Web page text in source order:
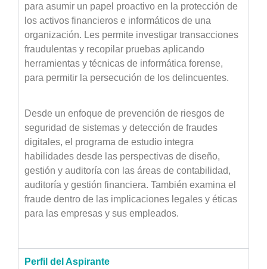
para asumir un papel proactivo en la protección de
los activos financieros e informáticos de una
organización. Les permite investigar transacciones
fraudulentas y recopilar pruebas aplicando
herramientas y técnicas de informática forense,
para permitir la persecución de los delincuentes.
Desde un enfoque de prevención de riesgos de
seguridad de sistemas y detección de fraudes
digitales, el programa de estudio integra
habilidades desde las perspectivas de diseño,
gestión y auditoría con las áreas de contabilidad,
auditoría y gestión financiera. También examina el
fraude dentro de las implicaciones legales y éticas
para las empresas y sus empleados.
Perfil del Aspirante